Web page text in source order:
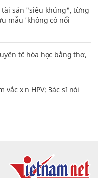
tài sản "siêu khủng", từng
mẫu 'không có nổi
tố hóa học bằng thơ,
vắc xin HPV: Bác sĩ nói